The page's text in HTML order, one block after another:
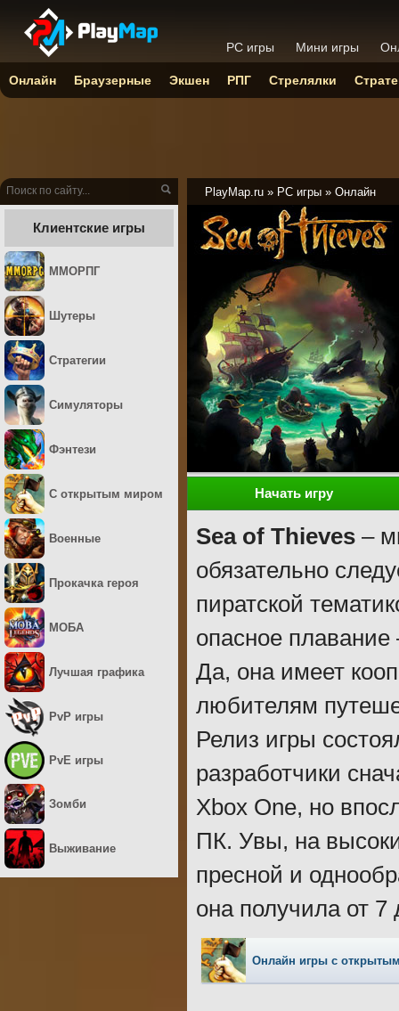
PlayMap.ru » PC игры » Онлайн
Начать игру
Sea of Thieves –
обязательно
пиратской
опасное плавание
Да, она имеет
любителям
Релиз игры
разработчики
Xbox One, но
ПК. Увы, на
пресной и
она получила от 7
Онлайн игры с
Клиентские игры
ММОРПГ
Шутеры
Стратегии
Симуляторы
Фэнтези
С открытым миром
Военные
Прокачка героя
МОБА
Лучшая графика
PvP игры
PvE игры
Зомби
Выживание
PC игры Мини игры
Онлайн Браузерные Экшен РПГ Стрелялки